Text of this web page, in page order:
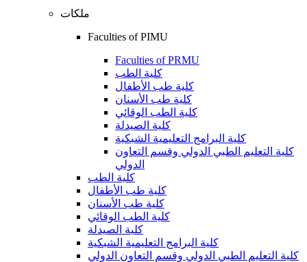
ملكات
Faculties of PIMU
Faculties of PRMU
كلية الطب
كلية طب الأطفال
كلية طب الأسنان
كلية الطب الوقائي
كلية الصيدلة
كلية البرامج التعليمية الشبكية
كلية التعليم الطبي الدولي وقسم التعاون
الدولي
كلية الطب
كلية طب الأطفال
كلية طب الأسنان
كلية الطب الوقائي
كلية الصيدلة
كلية البرامج التعليمية الشبكية
كلية التعليم الطبي الدولي وقسم التعاون الدولي